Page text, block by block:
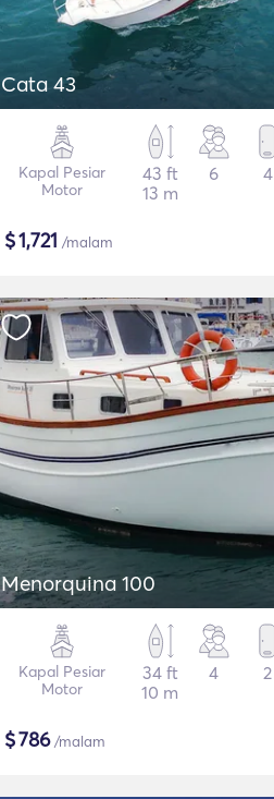
Cata 43
Kapal Pesiar
Motor
43 ft
13 m
6 4
$1,721 /malam
Menorquina 100
Kapal Pesiar
Motor
34 ft
10 m
4 2
$786/malam